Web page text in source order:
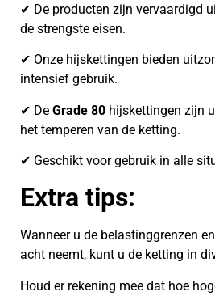
✔ De producten zijn vervaardigd
de strengste eisen.
✔ Onze hijskettingen bieden
intensief gebruik.
✔ De Grade 80 hijskettingen zijn
het temperen van de ketting.
✔ Geschikt voor gebruik in alle
Extra tips:
Wanneer u de belastinggrenzen
acht neemt, kunt u de ketting in
Houd er rekening mee dat hoe